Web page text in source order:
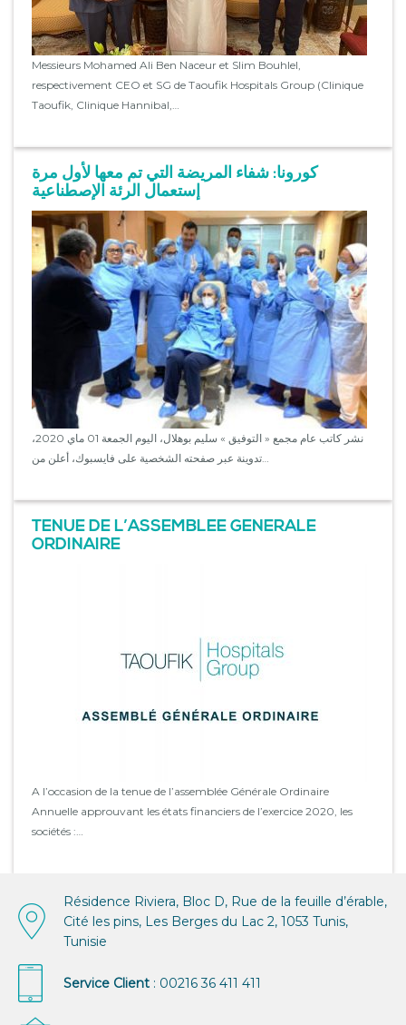
Messieurs Mohamed Ali Ben Naceur et Slim Bouhlel,
respectivement CEO et SG de Taoufik Hospitals Group (Clinique
Taoufik, Clinique Hannibal,…
كورونا: شفاء المريضة التي تم معها لأول مرة
إستعمال الرئة الإصطناعية
نشر كاتب عام مجمع « التوفيق » سليم بوهلال، اليوم الجمعة 01 ماي 2020،
تدوينة عبر صفحته الشخصية على فايسبوك، أعلن من…
TENUE DE L’ASSEMBLEE GENERALE
ORDINAIRE
A l’occasion de la tenue de l’assemblée Générale Ordinaire
Annuelle approuvant les états financiers de l’exercice 2020, les
sociétés :…
Résidence Riviera, Bloc D, Rue de la feuille d’érable,
Cité les pins, Les Berges du Lac 2, 1053 Tunis,
Tunisie
Service Client : 00216 36 411 411